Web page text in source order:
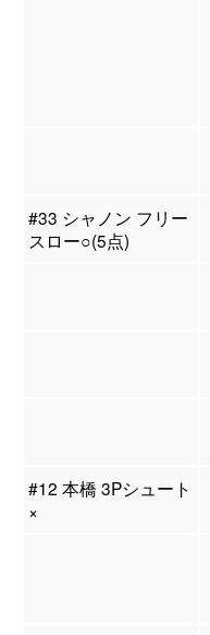
#33 シャノン フリー
スロー○(5点)
#12 本橋 3Pシュート
×